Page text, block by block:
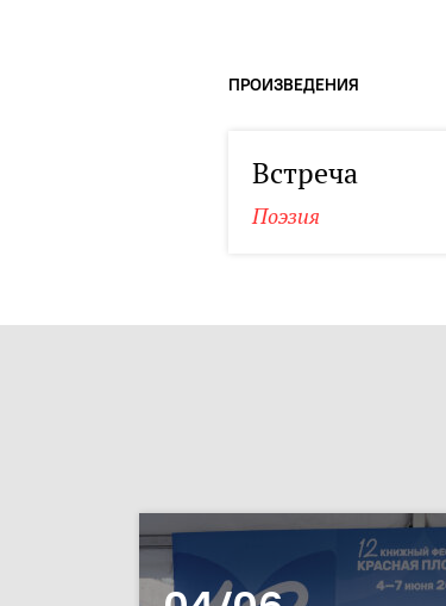
ПРОИЗВЕДЕНИЯ
Встреча
Поэзия